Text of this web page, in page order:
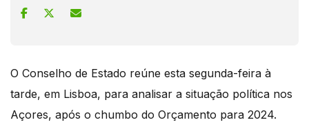
O Conselho de Estado reúne esta segunda-feira à
tarde, em Lisboa, para analisar a situação política nos
Açores, após o chumbo do Orçamento para 2024.